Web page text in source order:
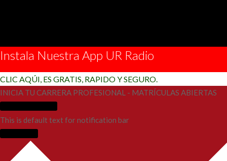
Instala Nuestra App UR Radio
CLIC AQÚI, ES GRATIS, RAPIDO Y SEGURO.
INICIA TU CARRERA PROFESIONAL - MATRÍCULAS ABIERTAS
This is default text for notification bar